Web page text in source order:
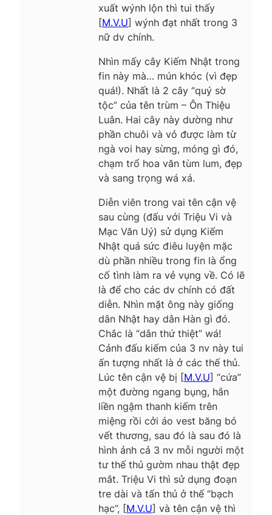
xuất wýnh lộn thì tui thấy
[M.V.U] wýnh đạt nhất trong 3
nữ dv chính.
Nhìn mấy cây Kiếm Nhật trong
fin này mà… mún khóc (vì đẹp
quá!). Nhất là 2 cây “quý sờ
tộc” của tên trùm – Ôn Thiệu
Luân. Hai cây này dường như
phần chuôi và vỏ được làm từ
ngà voi hay sừng, móng gì đó,
chạm trổ hoa văn tùm lum, đẹp
và sang trọng wá xá.
Diễn viên trong vai tên cận vệ
sau cùng (đấu với Triệu Vi và
Mạc Văn Uý) sử dụng Kiếm
Nhật quá sức điêu luyện mặc
dù phần nhiều trong fin là ổng
cố tình làm ra vẻ vụng về. Có lẽ
là để cho các dv chính có đất
diễn. Nhìn mặt ông này giống
dân Nhật hay dân Hàn gì đó.
Chắc là “dân thứ thiệt” wá!
Cảnh đấu kiếm của 3 nv này tui
ấn tượng nhất là ở các thế thủ.
Lúc tên cận vệ bị [M.V.U] “cứa”
một đường ngang bụng, hắn
liền ngậm thanh kiếm trên
miệng rồi cởi áo vest băng bó
vết thương, sau đó là sau đó là
hình ảnh cả 3 nv mỗi người một
tư thế thủ gườm nhau thật đẹp
mắt. Triệu Vi thì sử dụng đoạn
tre dài và tấn thủ ở thế “bạch
hạc”, [M.V.U] và tên cận vệ thì